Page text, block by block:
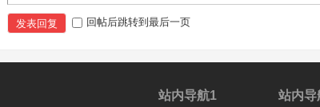
发表回复 回帖后跳转到最后一页
站内导航1 站内导